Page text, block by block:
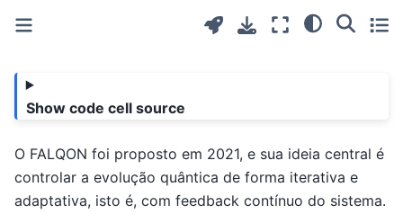
Show code cell source
O FALQON foi proposto em 2021, e sua ideia central é
controlar a evolução quântica de forma iterativa e
adaptativa, isto é, com feedback contínuo do sistema.